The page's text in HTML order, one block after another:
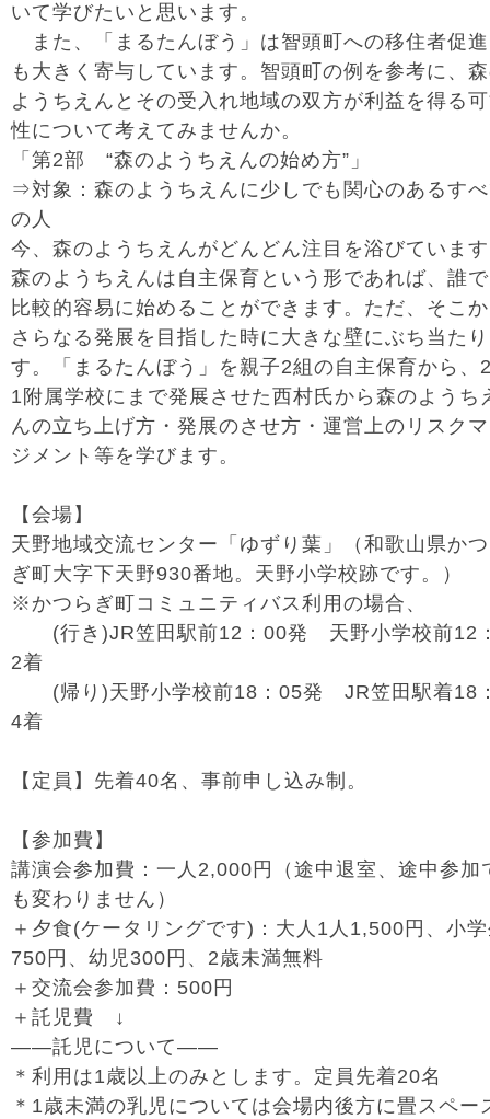
いて学びたいと思います。
また、「まるたんぼう」は智頭町への移住者促
も大きく寄与しています。智頭町の例を参考に、
ようちえんとその受入れ地域の双方が利益を得る
性について考えてみませんか。
「第2部 “森のようちえんの始め方”」
⇒対象：森のようちえんに少しでも関心のあるす
の人
今、森のようちえんがどんどん注目を浴びていま
森のようちえんは自主保育という形であれば、誰
比較的容易に始めることができます。ただ、そこ
さらなる発展を目指した時に大きな壁にぶち当た
す。「まるたんぼう」を親子2組の自主保育から、
1附属学校にまで発展させた西村氏から森のようち
んの立ち上げ方・発展のさせ方・運営上のリスク
ジメント等を学びます。
【会場】
天野地域交流センター「ゆずり葉」（和歌山県か
ぎ町大字下天野930番地。天野小学校跡です。）
※かつらぎ町コミュニティバス利用の場合、
(行き)JR笠田駅前12：00発 天野小学校前12
2着
(帰り)天野小学校前18：05発 JR笠田駅着18
4着
【定員】先着40名、事前申し込み制。
【参加費】
講演会参加費：一人2,000円（途中退室、途中参加
も変わりません）
＋夕食(ケータリングです)：大人1人1,500円、小
750円、幼児300円、2歳未満無料
＋交流会参加費：500円
＋託児費 ↓
――託児について――
＊利用は1歳以上のみとします。定員先着20名
＊1歳未満の乳児については会場内後方に畳スペー